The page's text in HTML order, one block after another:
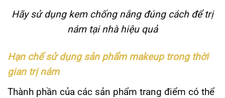
Hãy sử dụng kem chống nắng đúng cách để trị
nám tại nhà hiệu quả
Hạn chế sử dụng sản phẩm makeup trong thời
gian trị nám
Thành phần của các sản phẩm trang điểm có thể